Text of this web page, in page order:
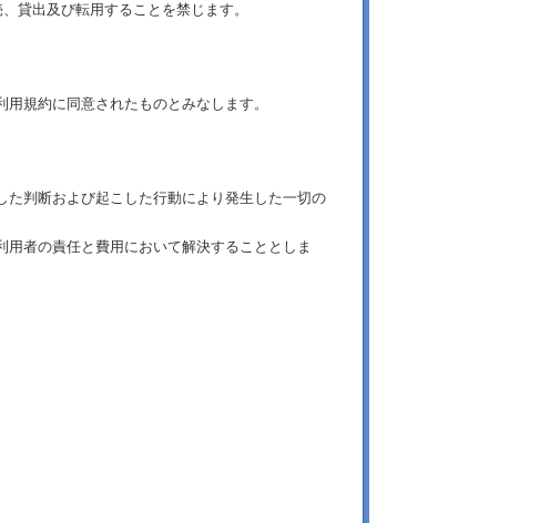
貸出及び転用することを禁じます。
規約に同意されたものとみなします。
判断および起こした行動により発生した一切の
者の責任と費用において解決することとしま